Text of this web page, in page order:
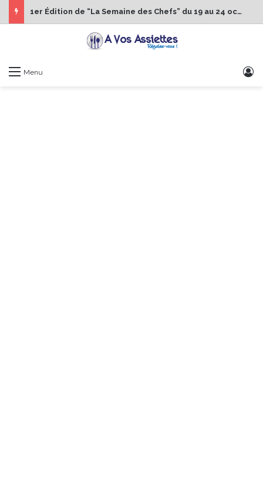
1er Édition de “La Semaine des Chefs” du 19 au 24 octobre 2026
Menu